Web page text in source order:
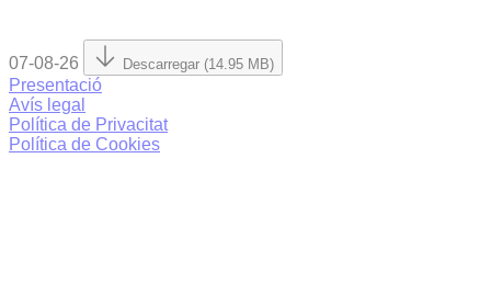
07-08-26 Descarregar (14.95 MB)
Presentació
Avís legal
Política de Privacitat
Política de Cookies